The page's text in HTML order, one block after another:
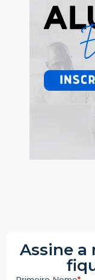
Assine a